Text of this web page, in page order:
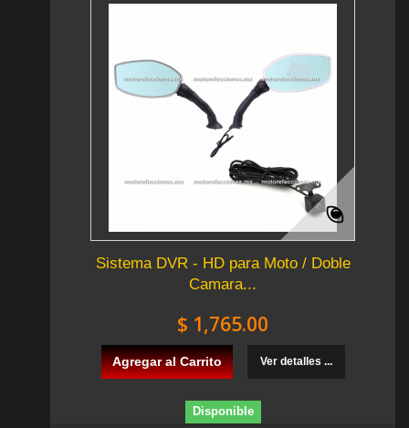
Sistema DVR - HD para Moto / Doble
Camara...
$ 1,765.00
Agregar al Carrito Ver detalles ...
Disponible